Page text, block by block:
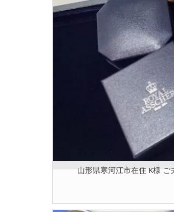
山形県寒河江市在住 K様 ご